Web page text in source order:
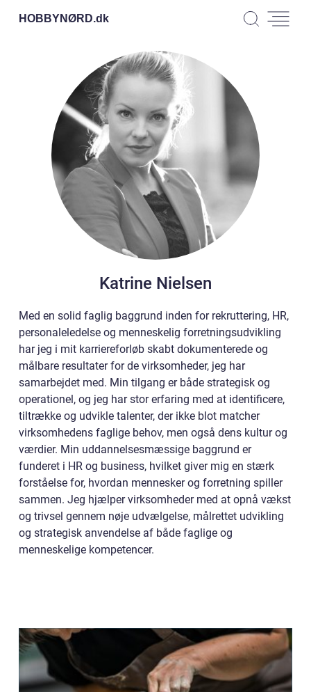
HOBBYNØRD.dk
Katrine Nielsen
Med en solid faglig baggrund inden for rekruttering, HR,
personaleledelse og menneskelig forretningsudvikling
har jeg i mit karriereforløb skabt dokumenterede og
målbare resultater for de virksomheder, jeg har
samarbejdet med. Min tilgang er både strategisk og
operationel, og jeg har stor erfaring med at identificere,
tiltrække og udvikle talenter, der ikke blot matcher
virksomhedens faglige behov, men også dens kultur og
værdier. Min uddannelsesmæssige baggrund er
funderet i HR og business, hvilket giver mig en stærk
forståelse for, hvordan mennesker og forretning spiller
sammen. Jeg hjælper virksomheder med at opnå vækst
og trivsel gennem nøje udvælgelse, målrettet udvikling
og strategisk anvendelse af både faglige og
menneskelige kompetencer.